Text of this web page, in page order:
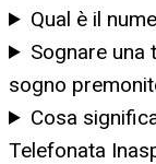
Qual è il
Sognare una
sogno
Cosa
Telefonata